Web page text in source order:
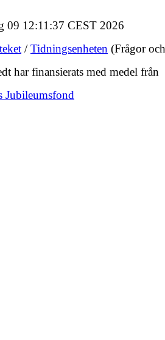
09 12:11:37 CEST 2026
/Tidningsenheten (Frågor
har finansierats med medel från
Jubileumsfond